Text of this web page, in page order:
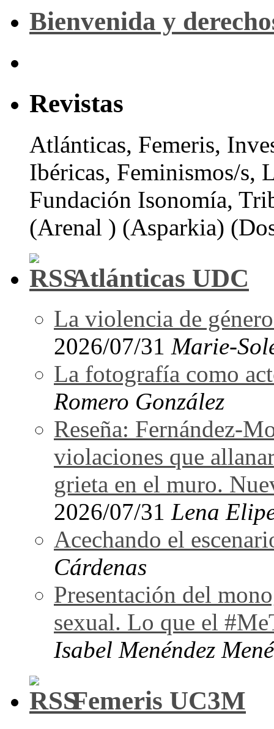
Bienvenida y
Revistas
Atlánticas, Femeris,
Ibéricas, Feminismos/s,
Fundación Isonomía,
(Arenal ) (Asparkia)
Atlánticas UDC
La violencia de
2026/07/31 Marie-
La fotografía como
Romero González
Reseña: Fernández-
violaciones que
grieta en el muro.
2026/07/31 Lena
Acechando el
Cárdenas
Presentación del
sexual. Lo que el
Isabel Menéndez
Femeris UC3M